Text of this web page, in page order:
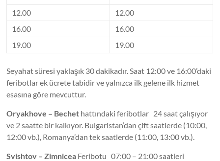
12.00
12.00
16.00
16.00
19.00
19.00
Seyahat süresi yaklaşık 30 dakikadır. Saat 12:00 ve 16:00’daki
feribotlar ek ücrete tabidir ve yalnızca ilk gelene ilk hizmet
esasına göre mevcuttur.
Oryakhove – Bechet hattındaki feribotlar 24 saat çalışıyor
ve 2 saatte bir kalkıyor. Bulgaristan’dan çift saatlerde (10:00,
12:00 vb.), Romanya’dan tek saatlerde (11:00, 13:00 vb.).
Svishtov – Zimnicea Feribotu 07:00 – 21:00 saatleri